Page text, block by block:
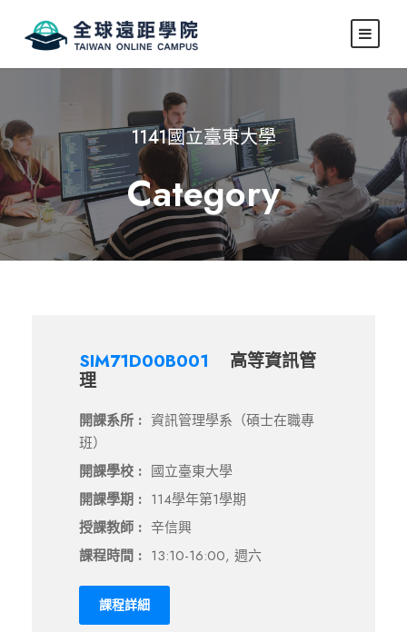
1141國立臺東大學
Category
SIM71D00B001
高等資訊管
理
開課系所 : 資訊管理學系（碩士在職專
班）
開課學校 : 國立臺東大學
開課學期 : 114學年第1學期
授課教師 : 辛信興
課程時間 : 13:10-16:00, 週六
課程詳細